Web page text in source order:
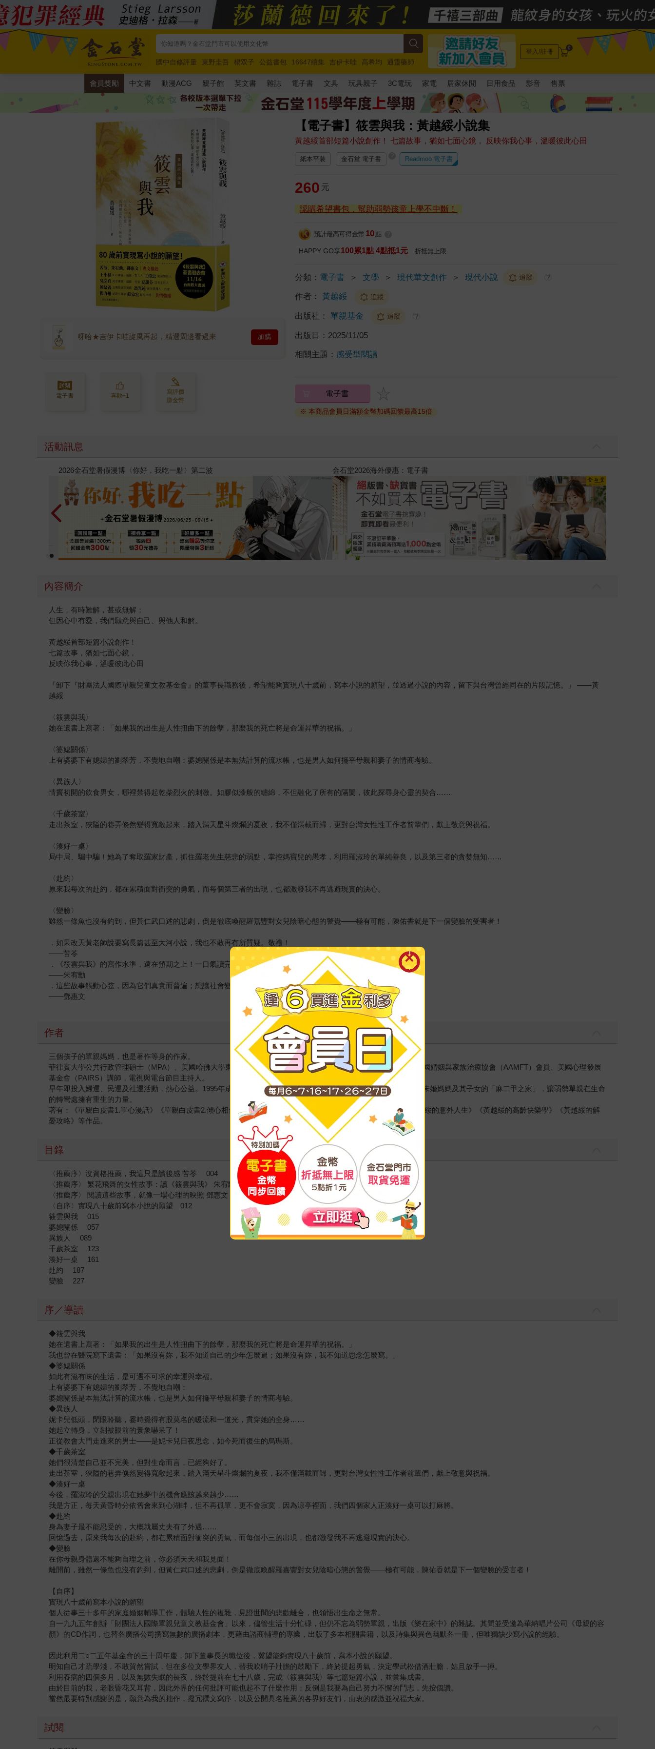
國中自修評量 東野圭吾 楊双子 公益書包 16647續集 吉伊卡哇 高希均
通靈藥師
唯紅花綻放
奧德賽 路邊攤新作 馬斯克 玩具總動員5 超慢跑
登入/註冊 0
會員獎勵 中文書 動漫ACG 親子館 英文書 雜誌 電子書 文具 玩具親子 3C電玩 家電 居家休閒 日用食品 影音 售票
【電子書】筱雲與我：黃越綏小說集
黃越綏首部短篇小說創作！ 七篇故事，猶如七面心鏡， 反映你我心事，溫暖彼此心田
呀哈★吉伊卡哇旋風再起，精選周邊看過來 加購
電子書 喜歡+1
寫評價
賺金幣
紙本平裝 金石堂 電子書 Readmoo 電子書
260 元
認購希望書包，幫助弱勢孩童上學不中斷！
預計最高可得金幣 10 點
HAPPY GO享100累1點 4點抵1元 折抵無上限
分類： 電子書 ＞ 文學 ＞ 現代華文創作 ＞ 現代小說 追蹤 ?
作者： 黃越綏 追蹤
出版社： 單親基金 追蹤 ?
出版日： 2025/11/05
相關主題： 感受型閱讀
電子書
※ 本商品會員日滿額金幣加碼回饋最高15倍
活動訊息
春光ｘ奇幻基地｜全書系展 2026金石堂暑假漫博〈你好，我吃一點〉第二波
內容簡介
人生，有時難解，甚或無解；
但因心中有愛，我們願意與自己、與他人和解。
黃越綏首部短篇小說創作！
七篇故事，猶如七面心鏡，
反映你我心事，溫暖彼此心田
「卸下『財團法人國際單親兒童文教基金會』的董事長職務後，希望能夠實現八十歲前，寫本小說的願望，並透過小說的內容，留下與台灣曾經同在的片段記憶。」 ——黃
越綏
〈筱雲與我〉
她在遺書上寫著：「如果我的出生是人性扭曲下的餘孽，那麼我的死亡將是命運昇華的祝福。」
〈婆媳關係〉
上有婆婆下有媳婦的劉翠芳，不覺地自嘲：婆媳關係是本無法計算的流水帳，也是男人如何擺平母親和妻子的情商考驗。
〈異族人〉
情竇初開的飲食男女，哪裡禁得起乾柴烈火的刺激。如膠似漆般的纏綿，不但融化了所有的隔閡，彼此探尋身心靈的契合……
〈千歲茶室〉
走出茶室，狹隘的巷弄倏然變得寬敞起來，踏入滿天星斗燦爛的夏夜，我不僅滿載而歸，更對台灣女性性工作者前輩們，獻上敬意與祝福。
〈湊好一桌〉
局中局、騙中騙！她為了奪取羅家財產，抓住羅老先生慈悲的弱點，掌控媽寶兒的愚孝，利用羅淑玲的單純善良，以及第三者的貪婪無知……
〈赴約〉
原來我每次的赴約，都在累積面對衝突的勇氣，而每個第三者的出現，也都激發我不再逃避現實的決心。
〈變臉〉
雖然一條魚也沒有釣到，但黃仁武口述的悲劇，倒是徹底喚醒羅嘉豐對女兒陰暗心態的警覺——極有可能，陳佑香就是下一個變臉的受害者！
．如果改天黃老師說要寫長篇甚至大河小說，我也不敢再有所質疑。敬禮！
——苦苓
．《筱雲與我》的寫作水準，遠在預期之上！一口氣讀完，我不但一點都不勉強，反而十分暢快。
——朱宥勳
．這些故事觸動心弦，因為它們真實而普遍；想讓社會變得更溫暖的人，都能在本書中得到安慰與啟發。
——鄧惠文
作者
三個孩子的單親媽媽，也是著作等身的作家。
菲律賓大學公共行政管理碩士（MPA）、美國哈佛大學東方民族基金會研究員、美國心理諮商協會（ACA）會員、美國婚姻與家族治療協會（AAMFT）會員、美國心理發展
基金會（PAIRS）講師，電視與電台節目主持人。
早年即投入婦運、民運及社運活動，熱心公益。1995年成立「財團法人國際單親兒童文教基金會」，並籌設收容中輟未婚媽媽及其子女的「麻二甲之家」，讓弱勢單親在生命
的轉彎處擁有重生的力量。
著有：《單親白皮書1.單心漫話》《單親白皮書2.傾心相伴》《單親白皮書3.擁抱希望》《我不婚，然後呢？》《黃越綏的意外人生》《黃越綏的高齡快樂學》《黃越綏的解
憂攻略》等作品。
目錄
〈推薦序〉沒資格推薦，我這只是讀後感 苦苓 004
〈推薦序〉 繁花飛舞的女性故事：讀《筱雲與我》 朱宥勳 006
〈推薦序〉 閱讀這些故事，就像一場心理的映照 鄧惠文 010
〈自序〉實現八十歲前寫本小說的願望 012
筱雲與我 015
婆媳關係 057
異族人 089
千歲茶室 123
湊好一桌 161
赴約 187
變臉 227
序／導讀
◆筱雲與我
她在遺書上寫著：「如果我的出生是人性扭曲下的餘孽，那麼我的死亡將是命運昇華的祝福。」
我也曾在醫院寫下遺書：「如果沒有妳，我不知道自己的少年怎麼過；如果沒有妳，我不知道思念怎麼寫。」
◆婆媳關係
如此有滋有味的生活，是可遇不可求的幸運與幸福。
上有婆婆下有媳婦的劉翠芳，不覺地自嘲：
婆媳關係是本無法計算的流水帳，也是男人如何擺平母親和妻子的情商考驗。
◆異族人
妮卡兒低頭，閉眼聆聽，霎時覺得有股莫名的暖流和一道光，貫穿她的全身……
她起立轉身，立刻被眼前的景象嚇呆了！
正從教會大門走進來的男士——是妮卡兒日夜思念，如今死而復生的烏瑪斯。
◆千歲茶室
她們很清楚自己並不完美，但對生命而言，已經夠好了。
走出茶室，狹隘的巷弄倏然變得寬敞起來，踏入滿天星斗燦爛的夏夜，我不僅滿載而歸，更對台灣女性性工作者前輩們，獻上敬意與祝福。
◆湊好一桌
今後，羅淑玲的父親出現在她夢中的機會應該越來越少……
我是方正，每天黃昏時分依舊會來到心湖畔，但不再孤單，更不會寂寞，因為涼亭裡面，我們四個家人正湊好一桌可以打麻將。
◆赴約
身為妻子最不能忍受的，大概就屬丈夫有了外遇……
回憶過去，原來我每次的赴約，都在累積面對衝突的勇氣，而每個小三的出現，也都激發我不再逃避現實的決心。
◆變臉
在你母親身體還不能夠自理之前，你必須天天和我見面！
離開前，雖然一條魚也沒有釣到，但黃仁武口述的悲劇，倒是徹底喚醒羅嘉豐對女兒陰暗心態的警覺——極有可能，陳佑香就是下一個變臉的受害者！
【自序】
實現八十歲前寫本小說的願望
個人從事三十多年的家庭婚姻輔導工作，體驗人性的複雜，見證世間的悲歡離合，也領悟出生命之無常。
自一九九五年創辦「財團法人國際單親兒童文教基金會」以來，儘管生活十分忙碌，但仍不忘為弱勢單親，出版《樂在家中》的雜誌。其間並受邀為華納唱片公司《母親的容
顏》的CD作詞，也替各廣播公司撰寫無數的廣播劇本，更藉由諮商輔導的專業，出版了多本相關書籍，以及詩集與異色幽默各一冊，但唯獨缺少寫小說的經驗。
因此利用二○二五年基金會的三十周年慶，卸下董事長的職位後，冀望能夠實現八十歲前，寫本小說的願望。
明知自己才疏學淺，不敢貿然嘗試，但在多位文學界友人，替我吹哨子壯膽的鼓勵下，終於提起勇氣，決定學武松借酒壯膽，姑且放手一搏。
利用養病的四個多月，以及無數失眠的長夜，終於提前在七十八歲，完成〈筱雲與我〉等七篇短篇小說，並彙集成書。
由於目前的我，老眼昏花又耳背，因此外界的任何批評可能也起不了什麼作用；反倒是我要為自己努力不懈的鬥志，先按個讚。
當然最要特別感謝的是，願意為我的拙作，撥冗撰文寫序，以及公開具名推薦的各界好友們，由衷的感激並祝福大家。
試閱